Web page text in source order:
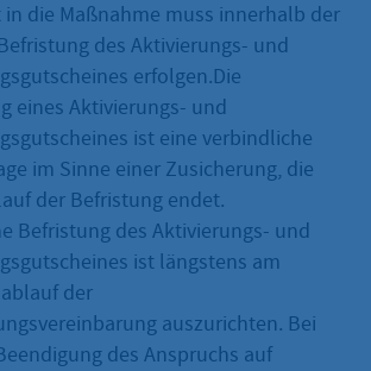
in die Maßnahme muss innerhalb der
des Aktivierungs- und
erfolgen.Die
eines Aktivierungs- und
ist eine verbindliche
im Sinne einer Zusicherung, die
der Befristung endet.
Befristung des Aktivierungs- und
ist längstens am
der
auszurichten. Bei
des Anspruchs auf